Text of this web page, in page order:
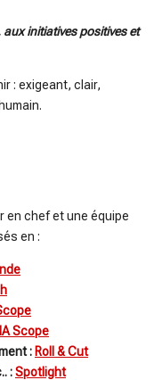
initiatives positives et
: exigeant, clair,
en chef et une équipe
en :
Scope
:Roll & Cut
:Spotlight